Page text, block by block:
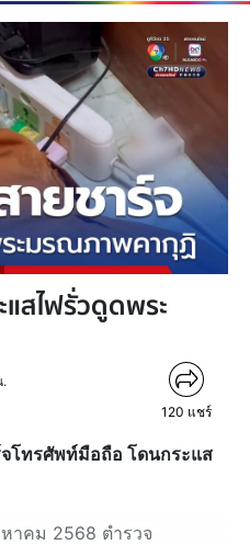
สไฟรั่วดูดพระ
120 แชร์
โทรศัพท์มือถือ โดนกระแส
หาคม 2568 ตำรวจ